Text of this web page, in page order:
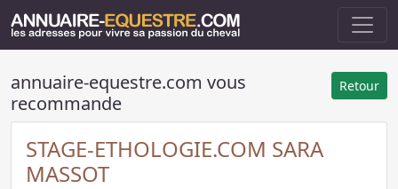
Retour
annuaire-equestre.com vous
recommande
STAGE-ETHOLOGIE.COM SARA
MASSOT